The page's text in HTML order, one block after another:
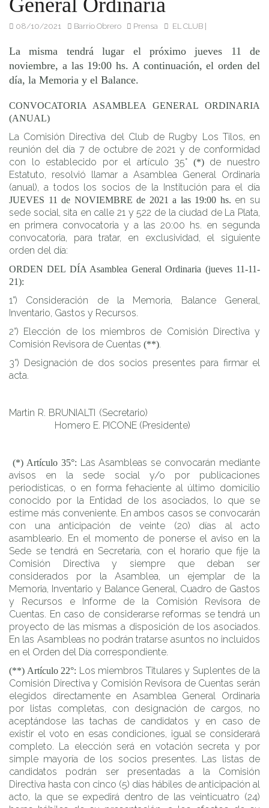
08/10/2021 Barrio Obrero Prensa EL CLUB|
La misma tendrá lugar el próximo jueves 11 de
noviembre, a las 19:00 hs. A continuación, el orden del
día, la Memoria y el Balance.
CONVOCATORIA ASAMBLEA GENERAL ORDINARIA
(ANUAL)
La Comisión Directiva del Club de Rugby Los Tilos, en
reunión del día 7 de octubre de 2021 y de conformidad
con lo establecido por el artículo 35° (*)de nuestro
Estatuto, resolvió llamar a Asamblea General Ordinaria
(anual), a todos los socios de la Institución para el día
JUEVES 11 de NOVIEMBRE de 2021 a las 19:00 hs. en su
sede social, sita en calle 21 y 522 de la ciudad de La Plata,
en primera convocatoria y a las 20:00 hs. en segunda
convocatoria, para tratar, en exclusividad, el siguiente
orden del día:
ORDEN DEL DÍA Asamblea General Ordinaria (jueves 11-11-
21):
1°) Consideración de la Memoria, Balance General,
Inventario, Gastos y Recursos.
2°) Elección de los miembros de Comisión Directiva y
Comisión Revisora de Cuentas (**).
3°) Designación de dos socios presentes para firmar el
acta.
Martin R. BRUNIALTI (Secretario)
Homero E. PICONE (Presidente)
(*) Artículo 35°: Las Asambleas se convocarán mediante
avisos en la sede social y/o por publicaciones
periodísticas, o en forma fehaciente al último domicilio
conocido por la Entidad de los asociados, lo que se
estime más conveniente. En ambos casos se convocarán
con una anticipación de veinte (20) días al acto
asambleario. En el momento de ponerse el aviso en la
Sede se tendrá en Secretaría, con el horario que fije la
Comisión Directiva y siempre que deban ser
considerados por la Asamblea, un ejemplar de la
Memoria, Inventario y Balance General, Cuadro de Gastos
y Recursos e Informe de la Comisión Revisora de
Cuentas. En caso de considerarse reformas se tendrá un
proyecto de las mismas a disposición de los asociados.
En las Asambleas no podrán tratarse asuntos no incluidos
en el Orden del Día correspondiente.
(**) Artículo 22°: Los miembros Titulares y Suplentes de la
Comisión Directiva y Comisión Revisora de Cuentas serán
elegidos directamente en Asamblea General Ordinaria
por listas completas, con designación de cargos, no
aceptándose las tachas de candidatos y en caso de
existir el voto en esas condiciones, igual se considerará
completo. La elección será en votación secreta y por
simple mayoría de los socios presentes. Las listas de
candidatos podrán ser presentadas a la Comisión
Directiva hasta con cinco (5) días hábiles de anticipación al
acto, la que se expedirá dentro de las veinticuatro (24)